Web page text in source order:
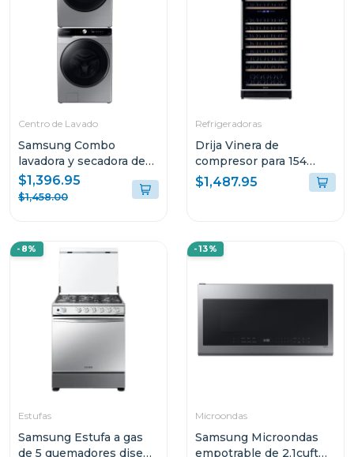
Centro de Lavado
Samsung Combo
lavadora y secadora de
22kg a gas color gris
wf22c6400/dv22c6370
$1,396.95
$1,458.00
Refrigeradoras
Drija Vinera de
compresor para 154
botellas chianti 154
$1,487.95
-8%
Estufas
Samsung Estufa a gas
de 5 quemadores diseño
-13%
Microondas
Samsung Microondas
empotrable de 2.1cuft